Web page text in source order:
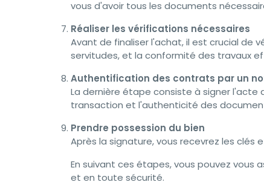
vous d'avoir tous les documents
Réaliser les vérifications nécessaires
Avant de finaliser l'achat, il est crucial de
servitudes, et la conformité des travaux
Authentification des contrats par un
La dernière étape consiste à signer
transaction et l'authenticité des
Prendre possession du bien
Après la signature, vous recevrez les
En suivant ces étapes, vous pouvez vous
et en toute sécurité.